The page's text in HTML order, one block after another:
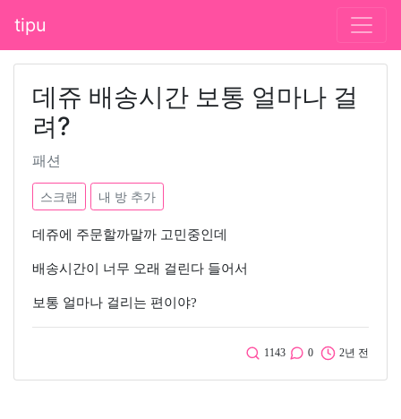
tipu
데쥬 배송시간 보통 얼마나 걸
려?
패션
스크랩 내 방 추가
데쥬에 주문할까말까 고민중인데
배송시간이 너무 오래 걸린다 들어서
보통 얼마나 걸리는 편이야?
1143 0 2년 전